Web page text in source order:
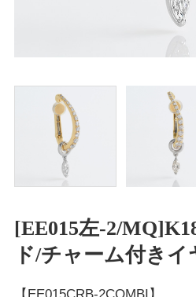
[EE015左-2/
ド/チャーム付きイ
【EE015CRB-2COMBI】